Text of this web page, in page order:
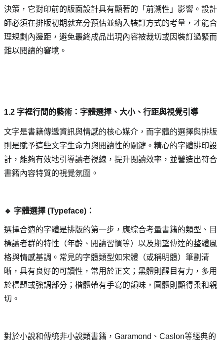
決策，它對印前的版面設計具有顯著的「前溯性」影響。設計
師必須在排版初期就充分預估並納入裝訂方式的考量，才能合
理規劃內邊距，避免最終成品出現內容被裁切或因裝訂過緊而
難以閱讀的窘境。
1.2 字裡行間的藝術：字體選擇、大小、行距與視覺引導
文字是書籍傳遞資訊與情感的核心媒介，而字體的選擇與排版
則是賦予這些文字生命力與閱讀性的關鍵。精心的字體排印設
計，能夠有效地引導讀者視線，提升閱讀效率，並營造出符合
書籍內容特質的視覺氛圍。
🔹 字體選擇 (Typeface)：
選擇合適的字體是排版的第一步，應綜合考量書籍的類型、目
標讀者群的特性（年齡、閱讀習慣等）以及期望傳達的整體風
格與情感基調。常見的字體類型如宋體（或稱明體）筆劃清
晰，具有良好的可讀性，常用於正文；黑體則醒目有力，多用
於標題或強調部分；楷體帶有手寫的韻味，圓體則顯得柔和親
切。
對於小說和傳統非小說類書籍，Garamond、Caslon等經典的